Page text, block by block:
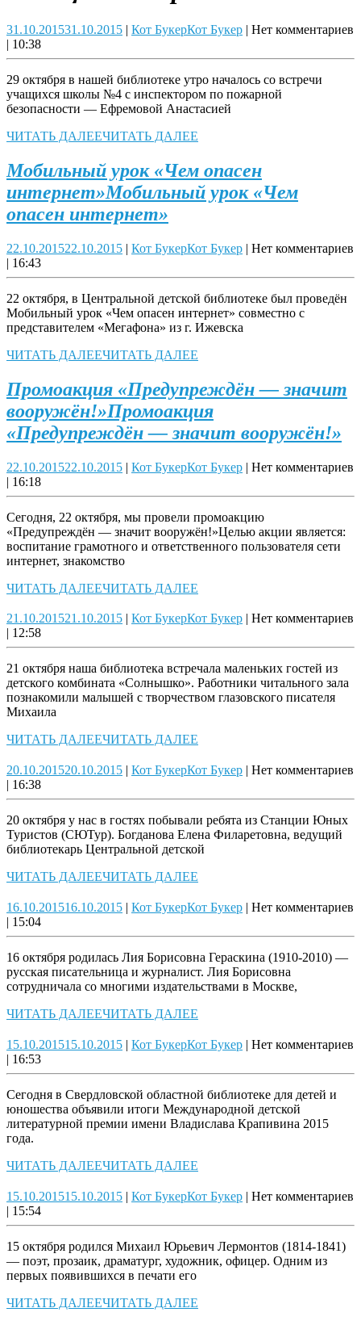
31.10.201531.10.2015 | Кот БукерКот Букер | Нет комментариев
| 10:38
29 октября в нашей библиотеке утро началось со встречи
учащихся школы №4 с инспектором по пожарной
безопасности — Ефремовой Анастасией
ЧИТАТЬ ДАЛЕЕЧИТАТЬ ДАЛЕЕ
Мобильный урок «Чем опасен
интернет»Мобильный урок «Чем
опасен интернет»
22.10.201522.10.2015 | Кот БукерКот Букер | Нет комментариев
| 16:43
22 октября, в Центральной детской библиотеке был проведён
Мобильный урок «Чем опасен интернет» совместно с
представителем «Мегафона» из г. Ижевска
ЧИТАТЬ ДАЛЕЕЧИТАТЬ ДАЛЕЕ
Промоакция «Предупреждён — значит
вооружён!»Промоакция
«Предупреждён — значит вооружён!»
22.10.201522.10.2015 | Кот БукерКот Букер | Нет комментариев
| 16:18
Сегодня, 22 октября, мы провели промоакцию
«Предупреждён — значит вооружён!»Целью акции является:
воспитание грамотного и ответственного пользователя сети
интернет, знакомство
ЧИТАТЬ ДАЛЕЕЧИТАТЬ ДАЛЕЕ
21.10.201521.10.2015 | Кот БукерКот Букер | Нет комментариев
| 12:58
21 октября наша библиотека встречала маленьких гостей из
детского комбината «Солнышко». Работники читального зала
познакомили малышей с творчеством глазовского писателя
Михаила
ЧИТАТЬ ДАЛЕЕЧИТАТЬ ДАЛЕЕ
20.10.201520.10.2015 | Кот БукерКот Букер | Нет комментариев
| 16:38
20 октября у нас в гостях побывали ребята из Станции Юных
Туристов (СЮТур). Богданова Елена Филаретовна, ведущий
библиотекарь Центральной детской
ЧИТАТЬ ДАЛЕЕЧИТАТЬ ДАЛЕЕ
16.10.201516.10.2015 | Кот БукерКот Букер | Нет комментариев
| 15:04
16 октября родилась Лия Борисовна Гераскина (1910-2010) —
русская писательница и журналист. Лия Борисовна
сотрудничала со многими издательствами в Москве,
ЧИТАТЬ ДАЛЕЕЧИТАТЬ ДАЛЕЕ
15.10.201515.10.2015 | Кот БукерКот Букер | Нет комментариев
| 16:53
Сегодня в Свердловской областной библиотеке для детей и
юношества объявили итоги Международной детской
литературной премии имени Владислава Крапивина 2015
года.
ЧИТАТЬ ДАЛЕЕЧИТАТЬ ДАЛЕЕ
15.10.201515.10.2015 | Кот БукерКот Букер | Нет комментариев
| 15:54
15 октября родился Михаил Юрьевич Лермонтов (1814-1841)
— поэт, прозаик, драматург, художник, офицер. Одним из
первых появившихся в печати его
ЧИТАТЬ ДАЛЕЕЧИТАТЬ ДАЛЕЕ